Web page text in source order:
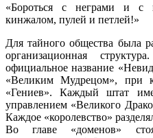
«Бороться с неграми и с
кинжалом, пулей и петлей!»
Для тайного общества была
организационная
официальное название
«Великим Мудрецом», при
«Гениев». Каждый штат
управлением «Великого
Каждое «королевство»
Во главе «доменов»